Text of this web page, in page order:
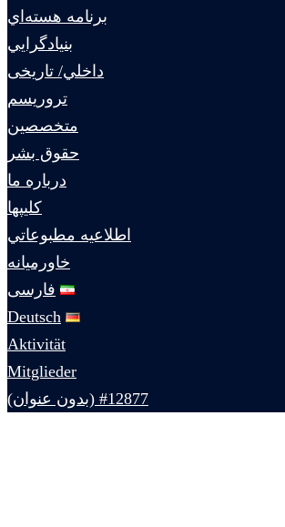
برنامه هسته‌اي
بنيادگرايي
داخلي/ تاریخی
تروريسم
متخصصين
حقوق بشر
درباره ما
كليپها
اطلاعيه مطبوعاتي
خاورميانه
فارسی
Deutsch
Aktivität
Mitglieder
#12877 (بدون عنوان)